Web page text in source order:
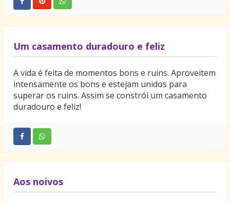
Um casamento duradouro e feliz
A vida é feita de momentos bons e ruins. Aproveitem
intensamente os bons e estejam unidos para
superar os ruins. Assim se constrói um casamento
duradouro e feliz!
Aos noivos